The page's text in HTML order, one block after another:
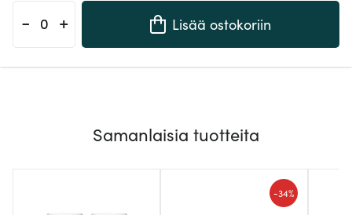
- + Lisää ostokoriin
Samanlaisia tuotteita
-34%